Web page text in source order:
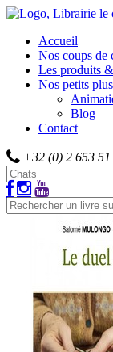
Accueil
Nos coups de
Les produits
Nos petits plus
Blog
Contact
+32 (0) 2 653 51